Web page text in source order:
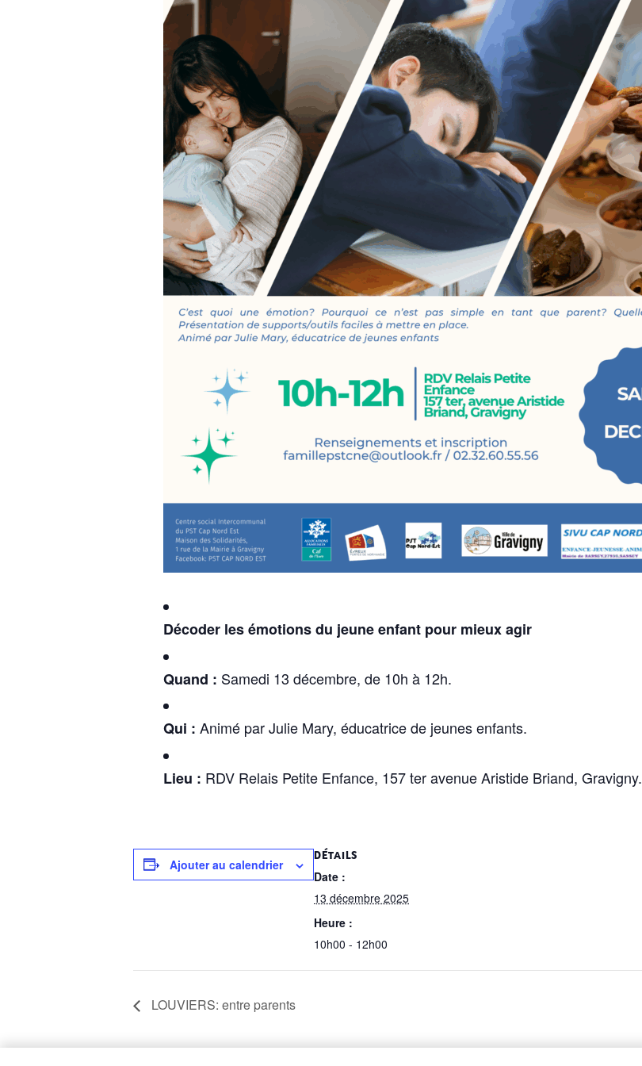
Décoder les émotions du jeune enfant pour mieux agir
Quand : Samedi 13 décembre, de 10h à 12h.
Qui : Animé par Julie Mary, éducatrice de jeunes enfants.
Lieu : RDV Relais Petite Enfance, 157 ter avenue Aristide Briand, Gravigny.
Ajouter au calendrier
DÉTAILS
Date :
13 décembre 2025
Heure :
10h00 - 12h00
LOUVIERS: entre parents